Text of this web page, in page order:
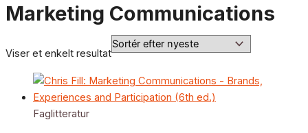
Marketing Communications
Viser et enkelt resultat
Faglitteratur